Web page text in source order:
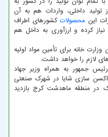
تولید داخلی، واردات هم به آن
این محصولات کشورهای اطراف
کرده و ارزآوری به داخل هم
خانه برای تأمین مواد اولیه
لازم را خواهد داشت.
جمهور به همراه وزیر جهاد
سازی شایا در شهرک صنعتی
در منطقه ماهدشت کرج بازدید